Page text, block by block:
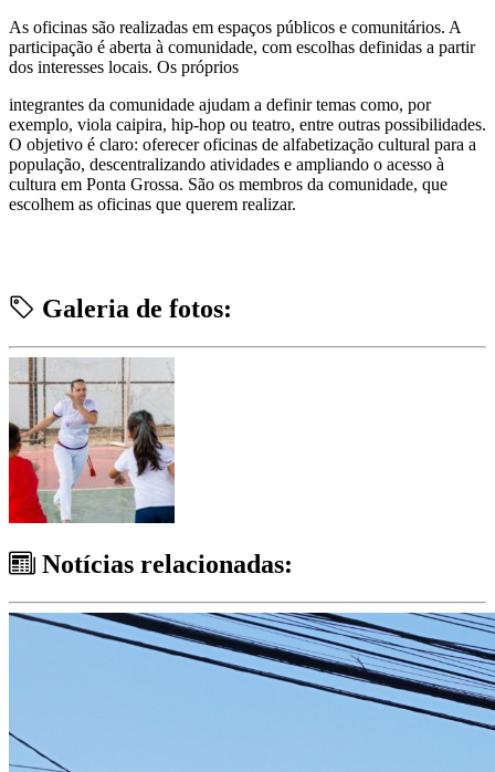
As oficinas são realizadas em espaços públicos e comunitários. A
participação é aberta à comunidade, com escolhas definidas a partir
dos interesses locais. Os próprios
integrantes da comunidade ajudam a definir temas como, por
exemplo, viola caipira, hip-hop ou teatro, entre outras possibilidades.
O objetivo é claro: oferecer oficinas de alfabetização cultural para a
população, descentralizando atividades e ampliando o acesso à
cultura em Ponta Grossa. São os membros da comunidade, que
escolhem as oficinas que querem realizar.
Galeria de fotos:
Notícias relacionadas: